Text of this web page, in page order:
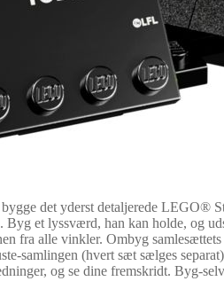
det yderst detaljerede LEGO®
et lyssværd, han kan holde, og
fra alle vinkler. Ombyg
samlingen (hvert sæt sælges
og se dine fremskridt. Byg-